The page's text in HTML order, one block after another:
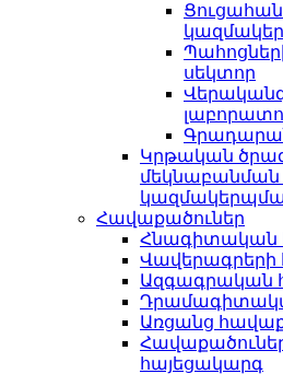
սեկտոր
Կրթական
Հավաքածուներ
Հնագիտական
Վավերագրերի
Ազգագրական
Առցանց
հայեցակարգ